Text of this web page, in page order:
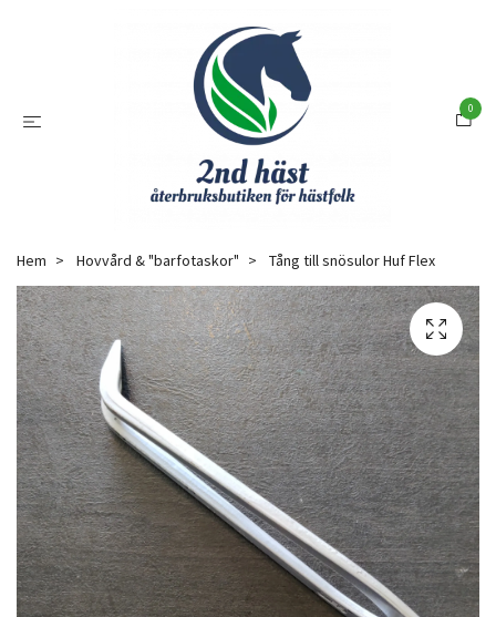
0
Hem Hovvård & "barfotaskor" Tång till snösulor Huf Flex